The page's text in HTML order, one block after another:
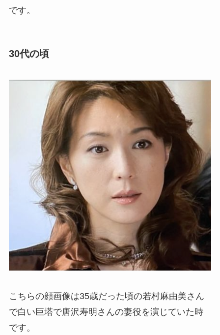
です。
30代の頃
こちらの顔画像は35歳だった頃の若村麻由美さん
で白い巨塔で唐沢寿明さんの妻役を演じていた時
です。